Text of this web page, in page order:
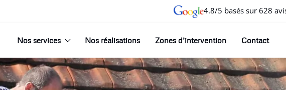
4.8/5 basés sur 628
Nos services Nos réalisations Zones d’intervention Contact